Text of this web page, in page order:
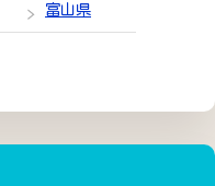
富山県